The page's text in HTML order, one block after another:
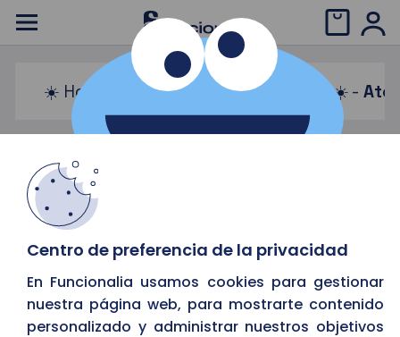
Centro de preferencia de la privacidad
En Funcionalia usamos cookies para gestionar
nuestra página web, para mostrarte contenido
personalizado y administrar nuestros objetivos
☀️ Horario de verano: 08:00 a 15:00 ☀️ -
Mantenimiento Informático a
asdadad